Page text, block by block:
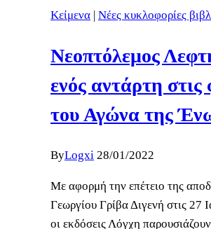
της
Κείμενα Νέες κυκλοφορίες
Νεοπτόλεμος
ενός αντάρτη στις
του Αγώνα της
ByLogxi 28/01/2022
Με αφορμή την επέτειο της
Γεωργίου Γρίβα Διγενή στις 27
οι εκδόσεις Λόγχη